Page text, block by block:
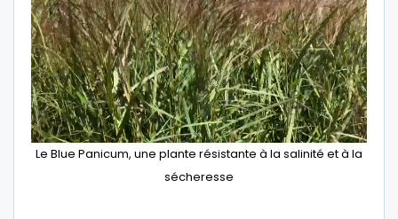
Le Blue Panicum, une plante résistante à la salinité et à la
sécheresse